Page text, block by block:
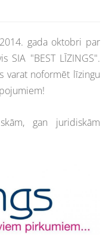
gada oktobri par
SIA "BEST LĪZINGS".
varat noformēt līzingu
gan juridiskām